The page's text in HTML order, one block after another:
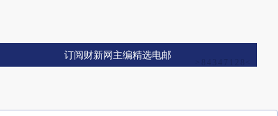
订阅财新网主编精选电邮